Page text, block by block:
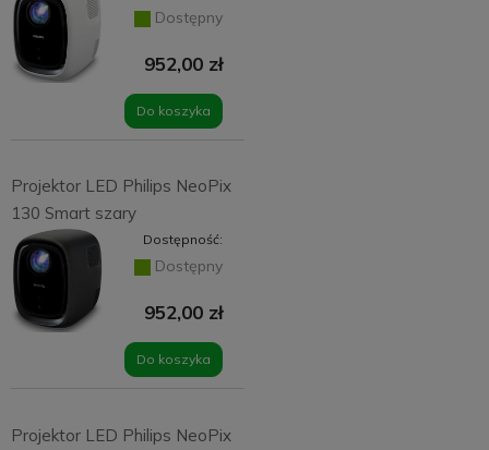
Dostępny
952,00 zł
Do koszyka
Projektor LED Philips NeoPix
130 Smart szary
Dostępność:
Dostępny
952,00 zł
Do koszyka
Projektor LED Philips NeoPix